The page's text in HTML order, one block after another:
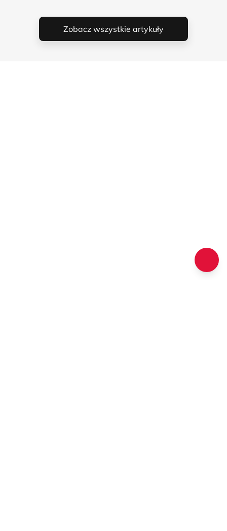
Zobacz wszystkie artykuły